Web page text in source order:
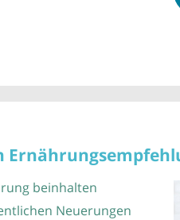
beinhalten
Neuerungen